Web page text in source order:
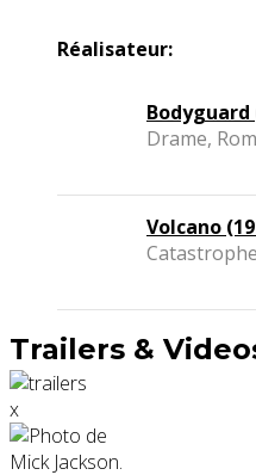
Réalisateur:
Bodyguard
Drame,
Volcano
Catastrophe
Trailers &
x